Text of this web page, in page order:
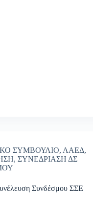
ΣΥΜΒΟΥΛΙΟ, ΛΑΕΔ,
,ΣΥΝΕΔΡΙΑΣΗ ΔΣ
Συνδέσμου ΣΣΕ